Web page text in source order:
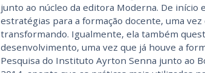
junto ao núcleo da editora Moderna. De início
estratégias para a formação docente, uma
transformando. Igualmente, ela também
desenvolvimento, uma vez que já houve a
Pesquisa do Instituto Ayrton Senna junto ao